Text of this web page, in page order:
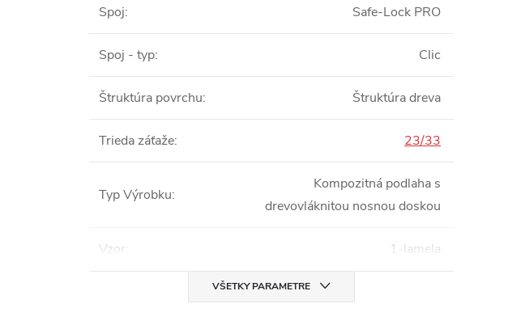
Spoj: Safe-Lock PRO
Spoj - typ: Clic
Štruktúra povrchu: Štruktúra dreva
Trieda záťaže: 23/33
Typ Výrobku:
Kompozitná podlaha s
drevovláknitou nosnou doskou
Vzor: 1-lamela
VŠETKY PARAMETRE